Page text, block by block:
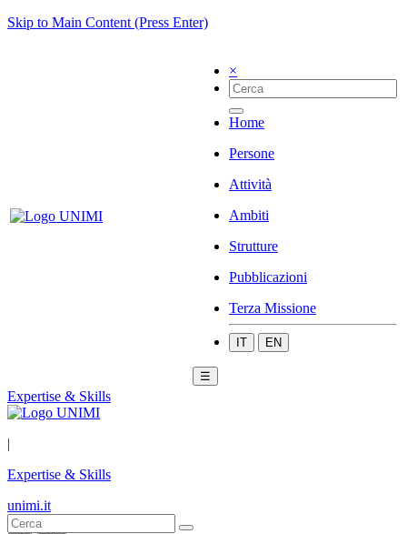
Skip to Main Content (Press Enter)
×
Home
Persone
Attività
Ambiti
Strutture
Pubblicazioni
Terza Missione
IT EN
☰
Expertise & Skills
|
Expertise & Skills
unimi.it